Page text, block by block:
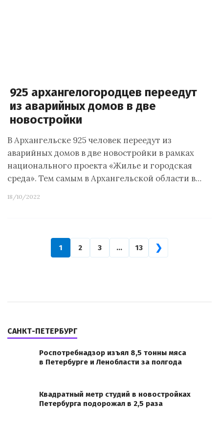
925 архангелогородцев переедут
из аварийных домов в две
новостройки
В Архангельске 925 человек переедут из
аварийных домов в две новостройки в рамках
национального проекта «Жилье и городская
среда». Тем самым в Архангельской области в…
18/10/2022
1 2 3 … 13 ❯
САНКТ-ПЕТЕРБУРГ
Роспотребнадзор изъял 8,5 тонны мяса
в Петербурге и Ленобласти за полгода
Квадратный метр студий в новостройках
Петербурга подорожал в 2,5 раза